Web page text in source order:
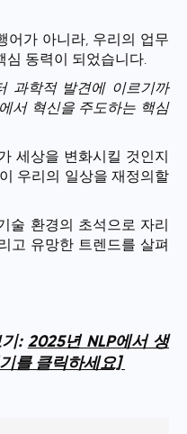
어가 아니라, 우리의 업무
심 동력이 되었습니다.
과학적 발견에 이르기까
서 혁신을 주도하는 핵심
세상을 변화시킬 것인지
우리의 일상을 재정의할
술 환경의 초석으로 자리
고 유망한 트렌드를 살펴
: 2025년 NLP에서 생
를 클릭하세요]